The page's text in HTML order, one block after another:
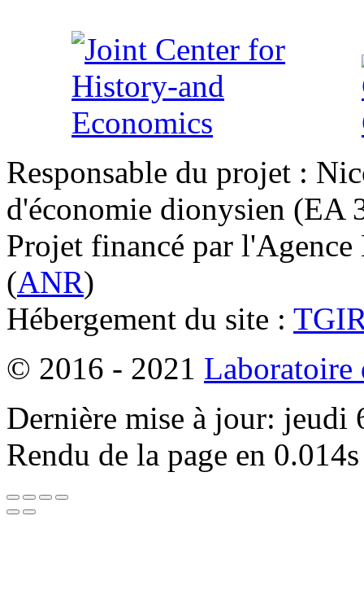
Responsable du projet :
d'économie dionysien
Projet financé par l'Agence
(ANR)
Hébergement du site :
© 2016 - 2021 Laboratoire
Dernière mise à jour:
Rendu de la page en 0.014s